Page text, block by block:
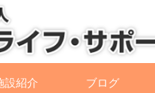
設紹介 ブログ